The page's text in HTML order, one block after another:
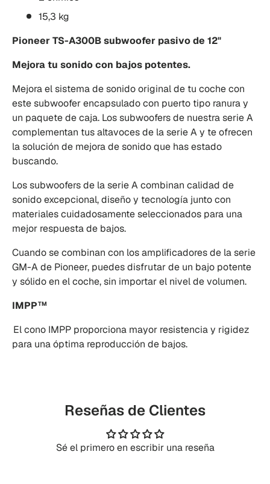
15,3 kg
Pioneer TS-A300B subwoofer pasivo de 12"
Mejora tu sonido con bajos potentes.
Mejora el sistema de sonido original de tu coche con
este subwoofer encapsulado con puerto tipo ranura y
un paquete de caja. Los subwoofers de nuestra serie A
complementan tus altavoces de la serie A y te ofrecen
la solución de mejora de sonido que has estado
buscando.
Los subwoofers de la serie A combinan calidad de
sonido excepcional, diseño y tecnología junto con
materiales cuidadosamente seleccionados para una
mejor respuesta de bajos.
Cuando se combinan con los amplificadores de la serie
GM-A de Pioneer, puedes disfrutar de un bajo potente
y sólido en el coche, sin importar el nivel de volumen.
IMPPTM
El cono IMPP proporciona mayor resistencia y rigidez
para una óptima reproducción de bajos.
Reseñas de Clientes
Sé el primero en escribir una reseña